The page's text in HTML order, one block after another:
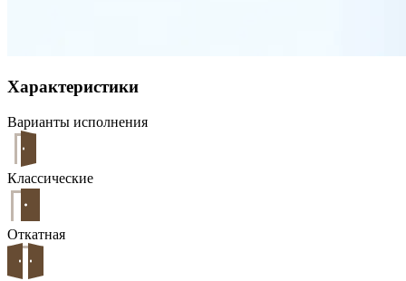
Характеристики
Варианты исполнения
Классические
Откатная